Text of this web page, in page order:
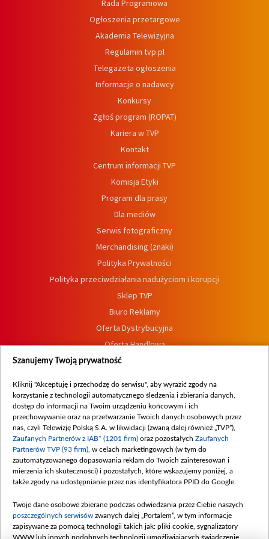
Rada Programowa
Ogłoszenia przetargowe
Akademia Telewizyjna
Regulamin tvp.pl
Telegazeta ogłoszenia
Informacje o nadawcy
Konkursy
Zgłoś program (ROPAT)
Kariera w TVP
Kontakt
Centrum informacji TVP
Komisja Etyki
Program dla prasy
Dla mediów
Serwis fotograficzny
Merchandising (znaki)
Polityka Prywatności
Polityka przeciwdziałania nadużyciom i korupcji
Sklep TVP
Biuro Reklamy
Oferta Dystrybucyjna
Oferta Handlowa
Dostępność
Procedura zgłoszeń wewnętrznych
Szanujemy Twoją prywatność
Kliknij "Akceptuję i przechodzę do serwisu", aby wyrazić zgody na
korzystanie z technologii automatycznego śledzenia i zbierania danych,
dostęp do informacji na Twoim urządzeniu końcowym i ich
przechowywanie oraz na przetwarzanie Twoich danych osobowych przez
nas, czyli Telewizję Polską S.A. w likwidacji (zwaną dalej również „TVP”),
Zaufanych Partnerów z IAB* (1201 firm) oraz pozostałych Zaufanych
Partnerów TVP (93 firm) , w celach marketingowych (w tym do
zautomatyzowanego dopasowania reklam do Twoich zainteresowań i
mierzenia ich skuteczności) i pozostałych, które wskazujemy poniżej, a
także zgody na udostępnianie przez nas identyfikatora PPID do Google.
Twoje dane osobowe zbierane podczas odwiedzania przez Ciebie naszych
poszczególnych serwisów zwanych dalej „Portalem”, w tym informacje
zapisywane za pomocą technologii takich jak: pliki cookie, sygnalizatory
WWW lub innych podobnych technologii umożliwiających świadczenie